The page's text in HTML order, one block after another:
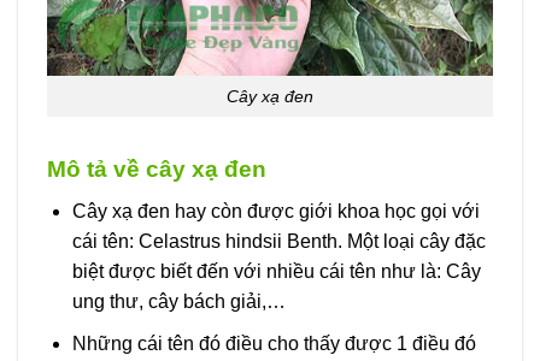
Cây xạ đen
Mô tả về cây xạ đen
Cây xạ đen hay còn được giới khoa học gọi với
cái tên: Celastrus hindsii Benth. Một loại cây đặc
biệt được biết đến với nhiều cái tên như là: Cây
ung thư, cây bách giải,…
Những cái tên đó điều cho thấy được 1 điều đó